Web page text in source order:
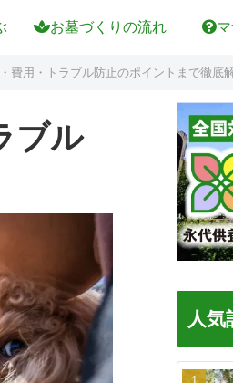
お墓づくりの流れ
費用・トラブル防止のポイントまで徹底
ブル
人